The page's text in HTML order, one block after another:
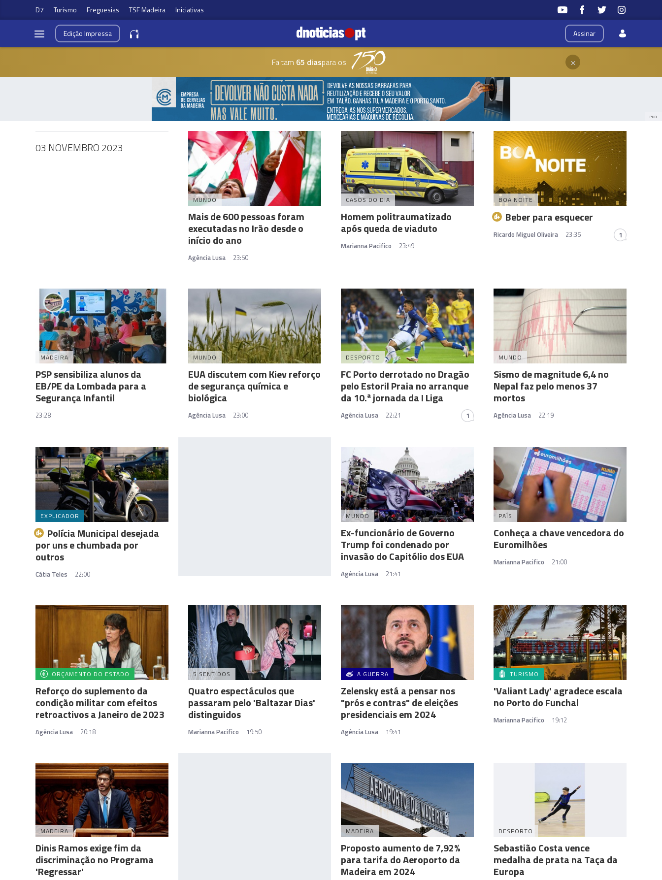
D7 Turismo Freguesias TSF Madeira Iniciativas
Assinar
EdiçãoImpressa
Faltam 65 diaspara os ×
PUB
03 NOVEMBRO 2023
MUNDO
Mais de 600 pessoas foram
executadas no Irão desde o
início do ano
Agência Lusa 23:50
CASOS DO DIA
Homem politraumatizado
após queda de viaduto
Marianna Pacifico 23:49
BOA NOITE
Beber para esquecer
Ricardo Miguel Oliveira 23:35 1
MADEIRA
PSP sensibiliza alunos da
EB/PE da Lombada para a
Segurança Infantil
23:28
MUNDO
EUA discutem com Kiev reforço
de segurança química e
biológica
Agência Lusa 23:00
DESPORTO
FC Porto derrotado no Dragão
pelo Estoril Praia no arranque
da 10.ª jornada da I Liga
Agência Lusa 22:21 1
MUNDO
Sismo de magnitude 6,4 no
Nepal faz pelo menos 37
mortos
Agência Lusa 22:19
EXPLICADOR
Polícia Municipal desejada
por uns e chumbada por
outros
Cátia Teles 22:00
MUNDO
Ex-funcionário de Governo
Trump foi condenado por
invasão do Capitólio dos EUA
Agência Lusa 21:41
PAÍS
Conheça a chave vencedora do
Euromilhões
Marianna Pacifico 21:00
ORÇAMENTO DO ESTADO
Reforço do suplemento da
condição militar com efeitos
retroactivos a Janeiro de 2023
Agência Lusa 20:18
5 SENTIDOS
Quatro espectáculos que
passaram pelo 'Baltazar Dias'
distinguidos
Marianna Pacifico 19:50
A GUERRA
Zelensky está a pensar nos
"prós e contras" de eleições
presidenciais em 2024
Agência Lusa 19:41
TURISMO
'Valiant Lady' agradece escala
no Porto do Funchal
Marianna Pacifico 19:12
MADEIRA
Dinis Ramos exige fim da
discriminação no Programa
'Regressar'
MADEIRA
Proposto aumento de 7,92%
para tarifa do Aeroporto da
Madeira em 2024
DESPORTO
Sebastião Costa vence
medalha de prata na Taça da
Europa